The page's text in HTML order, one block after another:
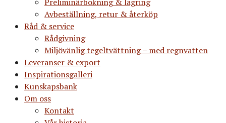
Avbeställning, retur & återköp
Råd & service
Rådgivning
Miljövänlig tegeltvättning – med regnvatten
Leveranser & export
Inspirationsgalleri
Kunskapsbank
Om oss
Kontakt